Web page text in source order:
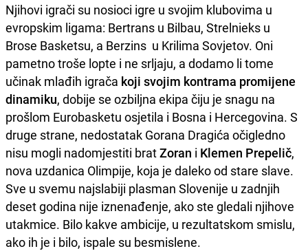
Njihovi igrači su nosioci igre u svojim klubovima u
evropskim ligama: Bertrans u Bilbau, Strelnieks u
Brose Basketsu, a Berzins u Krilima Sovjetov. Oni
pametno troše lopte i ne srljaju, a dodamo li tome
učinak mlađih igrača koji svojim kontrama promijene
dinamiku, dobije se ozbiljna ekipa čiju je snagu na
prošlom Eurobasketu osjetila i Bosna i Hercegovina. S
druge strane, nedostatak Gorana Dragića očigledno
nisu mogli nadomjestiti bratZoran i Klemen Prepelič,
nova uzdanica Olimpije, koja je daleko od stare slave.
Sve u svemu najslabiji plasman Slovenije u zadnjih
deset godina nije iznenađenje, ako ste gledali njihove
utakmice. Bilo kakve ambicije, u rezultatskom smislu,
ako ih je i bilo, ispale su besmislene.